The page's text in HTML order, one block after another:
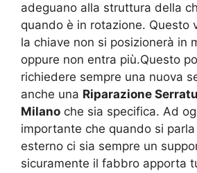
adeguano alla struttura della
quando è in rotazione. Questo
la chiave non si posizionerà in
oppure non entra più.Questo
richiedere sempre una nuova
anche una Riparazione
Milano che sia specifica. Ad
importante che quando si
esterno ci sia sempre un
sicuramente il fabbro apporta